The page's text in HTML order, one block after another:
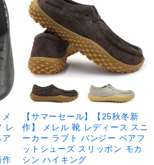
レ
作
【サマーセール】【25秋冬新
作】 メレル 靴 レディース スニ
ーカー ラプト バンジー ベアフ
ットシューズ スリッポン モカ
シン ハイキング